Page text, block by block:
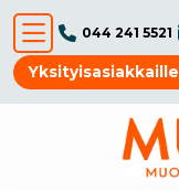
044 241 5521
Yksityisasiakkaille